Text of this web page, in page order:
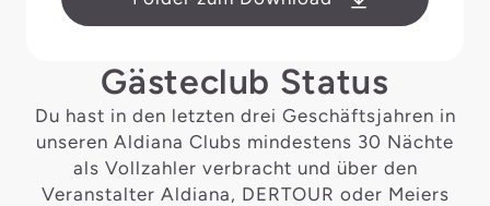
Gästeclub Status
Du hast in den letzten drei Geschäftsjahren in
unseren Aldiana Clubs mindestens 30 Nächte
als Vollzahler verbracht und über den
Veranstalter Aldiana, DERTOUR oder Meiers